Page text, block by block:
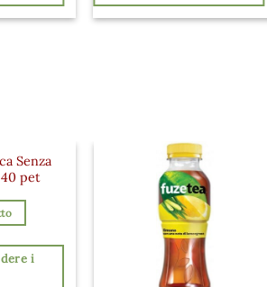
Senza
pet
i